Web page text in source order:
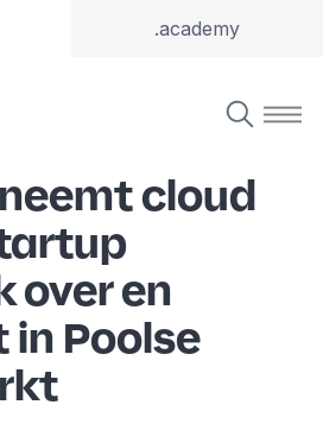
.academy
cloud
over en
Poolse